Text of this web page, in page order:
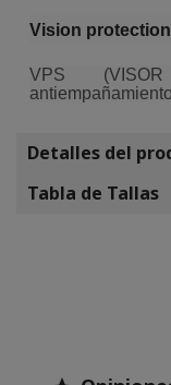
Vision
VPS
antiempañamiento
Detalles del
Tabla de Tallas